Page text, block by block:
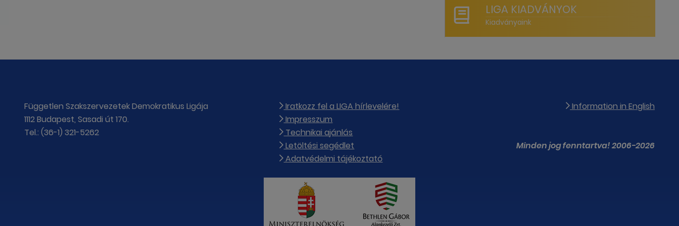
LIGA KIADVÁNYOK
Kiadványaink
Független Szakszervezetek Demokratikus Ligája
1112 Budapest, Sasadi út 170.
Tel.: (36-1) 321-5262
Iratkozz fel a LIGA hírlevelére!
Impresszum
Technikai ajánlás
Letöltési segédlet
Adatvédelmi tájékoztató
Information in English
Minden jog fenntartva! 2006-2026